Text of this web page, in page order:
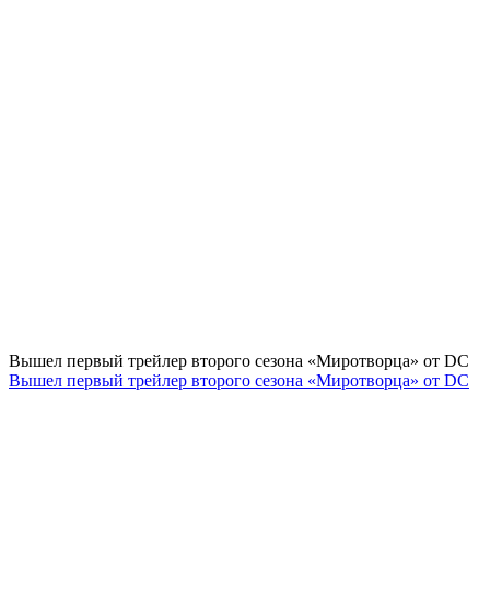
Вышел первый трейлер второго сезона «Миротворца» от DC
Вышел первый трейлер второго сезона «Миротворца» от DC